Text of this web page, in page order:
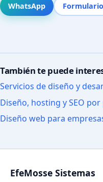
WhatsApp
También te puede
Servicios de diseño y
Diseño, hosting y SEO
Diseño web para
EfeMosse Sistemas